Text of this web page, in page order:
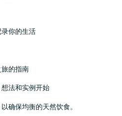
你的生活
的指南
法和实例开始
确保均衡的天然饮食。